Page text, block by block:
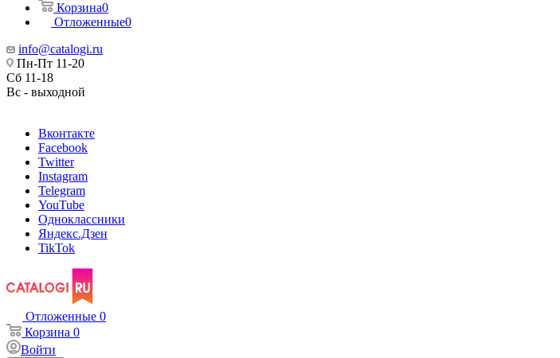
Корзина0
Отложенные0
info@catalogi.ru
Пн-Пт 11-20
Сб 11-18
Вс - выходной
Вконтакте
Facebook
Twitter
Instagram
Telegram
YouTube
Одноклассники
Яндекс.Дзен
TikTok
Отложенные 0
Корзина 0
Войти